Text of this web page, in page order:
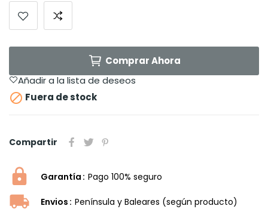
Comprar Ahora
Añadir a la lista de deseos
 Fuera de stock
Compartir
Garantía Pago 100% seguro
Envios Península y Baleares (según producto)